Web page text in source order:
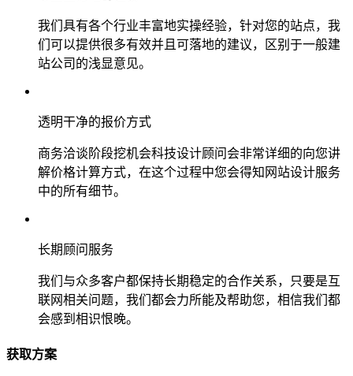
我们具有各个行业丰富地实操经验，针对您的站点，我
们可以提供很多有效并且可落地的建议，区别于一般建
站公司的浅显意见。
透明干净的报价方式
商务洽谈阶段挖机会科技设计顾问会非常详细的向您讲
解价格计算方式，在这个过程中您会得知网站设计服务
中的所有细节。
长期顾问服务
我们与众多客户都保持长期稳定的合作关系，只要是互
联网相关问题，我们都会力所能及帮助您，相信我们都
会感到相识恨晚。
获取方案